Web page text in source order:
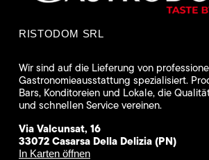
RISTODOM SRL
Wir sind auf die Lieferung von
Gastronomieausstattung spezialisiert.
Bars, Konditoreien und Lokale, die
und schnellen Service vereinen.
Via Valcunsat, 16
33072 Casarsa Della Delizia (PN)
In Karten öffnen